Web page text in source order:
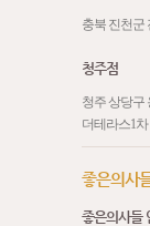
충북 진천군
청주점
청주 상당구
더테라스1
좋은의사
좋은의사들